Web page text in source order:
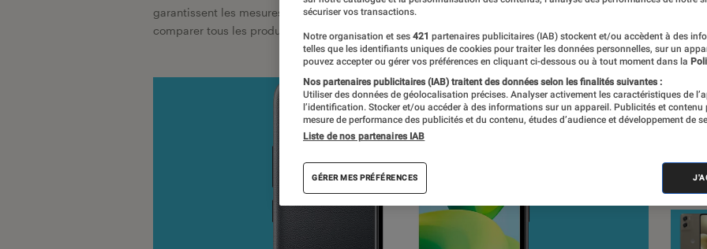
garantissent les mesures grâce à leur expertise, et aux équipements de mesures les plus précis. Pour en
comparer tous les produits, visitez notre
comparateur
VOIR
sécuriser vos transactions.
Notre organisation et ses 421 partenaires publicitaires (IAB) stockent et/ou accèdent à des
telles que les identifiants uniques de cookies pour traiter les données personnelles, sur un
pouvez accepter ou gérer vos préférences en cliquant ci-dessous ou à tout moment dans la
Nos partenaires publicitaires (IAB) traitent des données selon les finalités suivantes :
Utiliser des données de géolocalisation précises. Analyser activement les caractéristiques de
l’identification. Stocker et/ou accéder à des informations sur un appareil. Publicités et contenu
mesure de performance des publicités et du contenu, études d’audience et développement de
Liste de nos partenaires IAB
GÉRER MES PRÉFÉRENCES